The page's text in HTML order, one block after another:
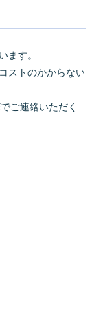
ます。
ストのかからない
ご連絡いただく